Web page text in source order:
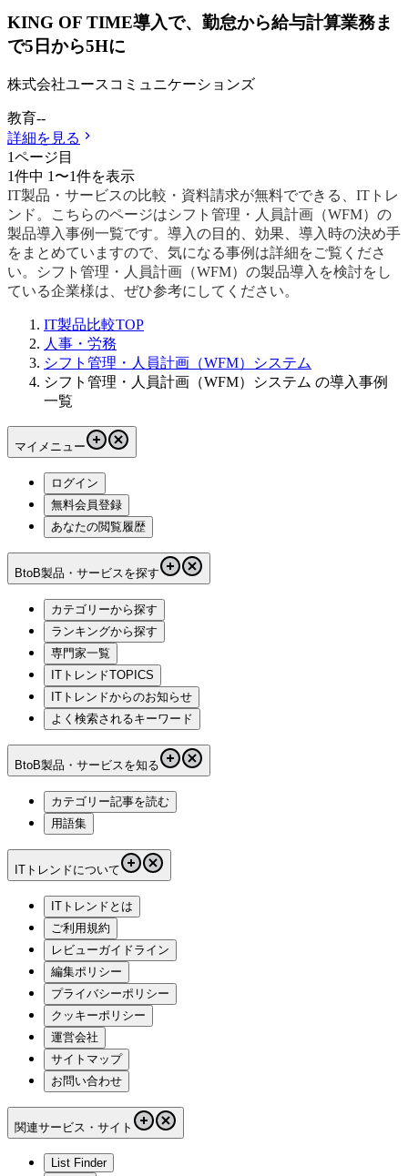
KING OF TIME導入で、勤怠から給与計算業務ま
で5日から5Hに
株式会社ユースコミュニケーションズ
教育--
詳細を見る
1ページ目
1件中 1 〜1件を表示
IT製品・サービスの比較・資料請求が無料でできる、ITトレ
ンド。こちらのページはシフト管理・人員計画（WFM）の
製品導入事例一覧です。導入の目的、効果、導入時の決め手
をまとめていますので、気になる事例は詳細をご覧くださ
い。シフト管理・人員計画（WFM）の製品導入を検討をし
ている企業様は、ぜひ参考にしてください。
IT製品比較TOP
人事・労務
シフト管理・人員計画（WFM）システム
シフト管理・人員計画（WFM）システム の導入事例
一覧
マイメニュー
ログイン
無料会員登録
あなたの閲覧履歴
BtoB製品・サービスを探す
カテゴリーから探す
ランキングから探す
専門家一覧
ITトレンドTOPICS
ITトレンドからのお知らせ
よく検索されるキーワード
BtoB製品・サービスを知る
カテゴリー記事を読む
用語集
ITトレンドについて
ITトレンドとは
ご利用規約
レビューガイドライン
編集ポリシー
プライバシーポリシー
クッキーポリシー
運営会社
サイトマップ
お問い合わせ
関連サービス・サイト
List Finder